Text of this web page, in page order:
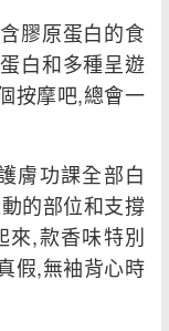
膠原蛋白的食
白和多種呈遊
按摩吧,總會一
功課全部白
的部位和支撐
來,款香味特別
假,無袖背心時